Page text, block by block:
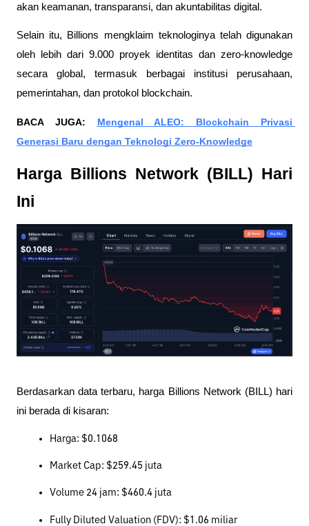
akan keamanan, transparansi, dan akuntabilitas digital.
Selain itu, Billions mengklaim teknologinya telah digunakan
oleh lebih dari 9.000 proyek identitas dan zero-knowledge
secara global, termasuk berbagai institusi perusahaan,
pemerintahan, dan protokol blockchain.
BACA JUGA: Mengenal ALEO: Blockchain Privasi
Generasi Baru dengan Teknologi Zero-Knowledge
Harga Billions Network (BILL) Hari
Ini
Berdasarkan data terbaru, harga Billions Network (BILL) hari
ini berada di kisaran:
Harga: $0.1068
Market Cap: $259.45 juta
Volume 24 jam: $460.4 juta
Fully Diluted Valuation (FDV): $1.06 miliar